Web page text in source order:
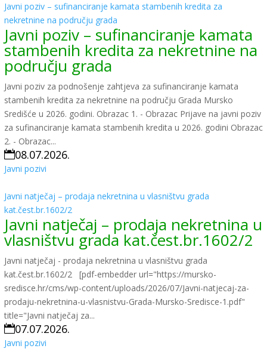
Javni poziv – sufinanciranje kamata stambenih kredita za
nekretnine na području grada
Javni poziv – sufinanciranje kamata
stambenih kredita za nekretnine na
području grada
Javni poziv za podnošenje zahtjeva za sufinanciranje kamata
stambenih kredita za nekretnine na području Grada Mursko
Središće u 2026. godini. Obrazac 1. - Obrazac Prijave na javni poziv
za sufinanciranje kamata stambenih kredita u 2026. godini Obrazac
2. - Obrazac...
08.07.2026.
Javni pozivi
Javni natječaj – prodaja nekretnina u vlasništvu grada
kat.čest.br.1602/2
Javni natječaj – prodaja nekretnina u
vlasništvu grada kat.čest.br.1602/2
Javni natječaj - prodaja nekretnina u vlasništvu grada
kat.čest.br.1602/2 [pdf-embedder url="https://mursko-
sredisce.hr/cms/wp-content/uploads/2026/07/Javni-natjecaj-za-
prodaju-nekretnina-u-vlasnistvu-Grada-Mursko-Sredisce-1.pdf"
title="Javni natječaj za...
07.07.2026.
Javni pozivi